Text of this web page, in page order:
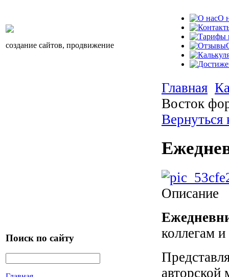
создание сайтов, продвижение
О
Поиск по сайту
Главная
Восток
Описание
коллегам
авторской